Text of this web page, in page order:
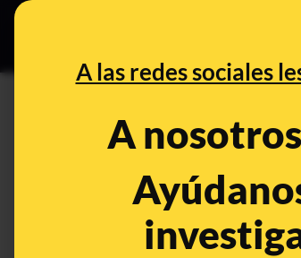
A las redes sociales
A
No, este vídeo de la
vote Txapote” tras
manipulado
Aug 23, 2023, 1:47:43 PM